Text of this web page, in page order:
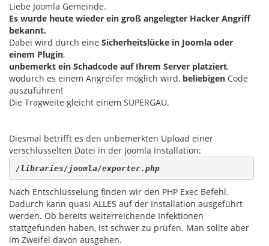
Liebe Joomla Gemeinde.
Es wurde heute wieder ein groß angelegter Hacker Angriff
bekannt.
Dabei wird durch eine Sicherheitslücke in Joomla oder
einem Plugin,
unbemerkt ein Schadcode auf Ihrem Server platziert,
wodurch es einem Angreifer möglich wird, beliebigen Code
auszuführen!
Die Tragweite gleicht einem SUPERGAU.
Diesmal betrifft es den unbemerkten Upload einer
verschlüsselten Datei in der Joomla Installation:
/libraries/joomla/exporter.php
Nach Entschlüsselung finden wir den PHP Exec Befehl.
Dadurch kann quasi ALLES auf der Installation ausgeführt
werden. Ob bereits weiterreichende Infektionen
stattgefunden haben, ist schwer zu prüfen. Man sollte aber
im Zweifel davon ausgehen.